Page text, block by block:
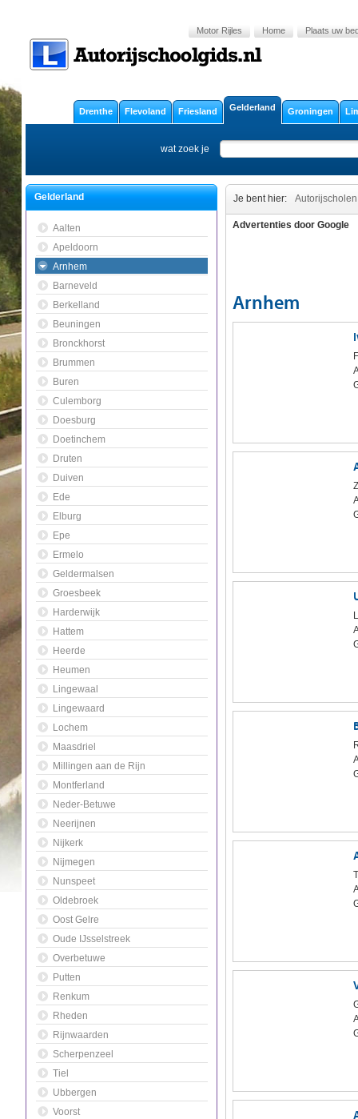
Motor Rijles Home Plaats uw
Drenthe Flevoland Friesland Gelderland Groningen
wat zoek je
Gelderland
Aalten
Apeldoorn
Arnhem
Barneveld
Berkelland
Beuningen
Bronckhorst
Brummen
Buren
Culemborg
Doesburg
Doetinchem
Druten
Duiven
Ede
Elburg
Epe
Ermelo
Geldermalsen
Groesbeek
Harderwijk
Hattem
Heerde
Heumen
Lingewaal
Lingewaard
Lochem
Maasdriel
Millingen aan de Rijn
Montferland
Neder-Betuwe
Neerijnen
Nijkerk
Nijmegen
Nunspeet
Oldebroek
Oost Gelre
Oude IJsselstreek
Overbetuwe
Putten
Renkum
Rheden
Rijnwaarden
Scherpenzeel
Tiel
Ubbergen
Voorst
Je bent hier: Autorijscholen
Advertenties door Google
Arnhem